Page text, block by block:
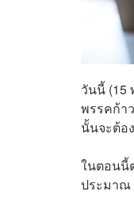
วันนี้ (15
พรรคก้า
นั้นจะต้อ
ในตอนนี้
ประมาณ